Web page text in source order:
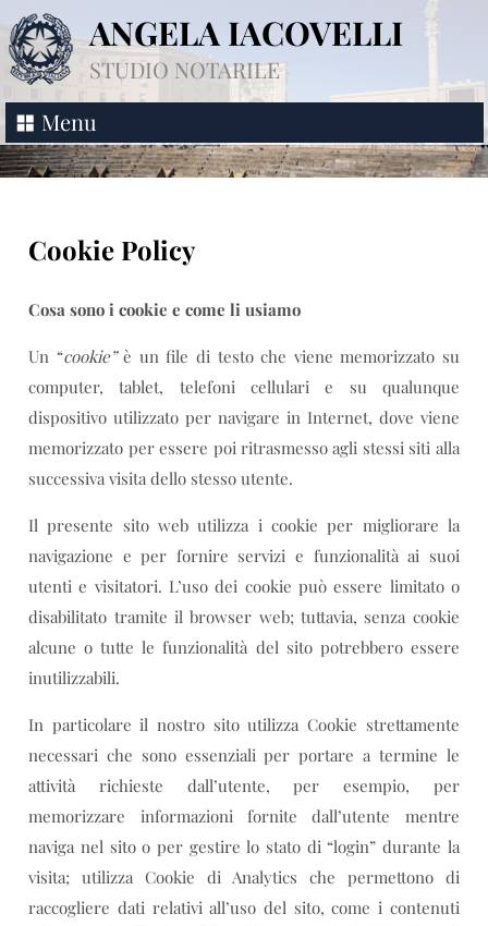
ANGELA IACOVELLI
STUDIO NOTARILE
Menu
Cookie Policy
Cosa sono i cookie e come li usiamo
Un “cookie”è un file di testo che viene memorizzato su
computer, tablet, telefoni cellulari e su qualunque
dispositivo utilizzato per navigare in Internet, dove viene
memorizzato per essere poi ritrasmesso agli stessi siti alla
successiva visita dello stesso utente.
Il presente sito web utilizza i cookie per migliorare la
navigazione e per fornire servizi e funzionalità ai suoi
utenti e visitatori. L’uso dei cookie può essere limitato o
disabilitato tramite il browser web; tuttavia, senza cookie
alcune o tutte le funzionalità del sito potrebbero essere
inutilizzabili.
In particolare il nostro sito utilizza Cookie strettamente
necessari che sono essenziali per portare a termine le
attività richieste dall’utente, per esempio, per
memorizzare informazioni fornite dall’utente mentre
naviga nel sito o per gestire lo stato di “login” durante la
visita; utilizza Cookie di Analytics che permettono di
raccogliere dati relativi all’uso del sito, come i contenuti